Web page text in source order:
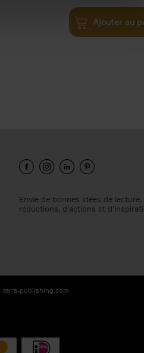
Ajouter au
Envie de bonnes idées de lecture,
réductions, d’actions et
terra-publishing.com